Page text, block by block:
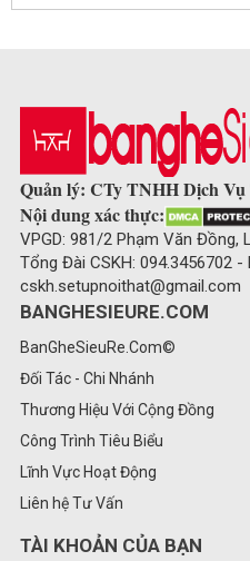
Quản lý: CTy TNHH Dịch
Nội dung xác thực:
VPGD: 981/2 Phạm Văn Đồng,
Tổng Đài CSKH: 094.3456702 -
cskh.setupnoithat@gmail.com
BANGHESIEURE.COM
BanGheSieuRe.Com©
Đối Tác - Chi Nhánh
Thương Hiệu Với Cộng Đồng
Công Trình Tiêu Biểu
Lĩnh Vực Hoạt Động
Liên hệ Tư Vấn
TÀI KHOẢN CỦA BẠN